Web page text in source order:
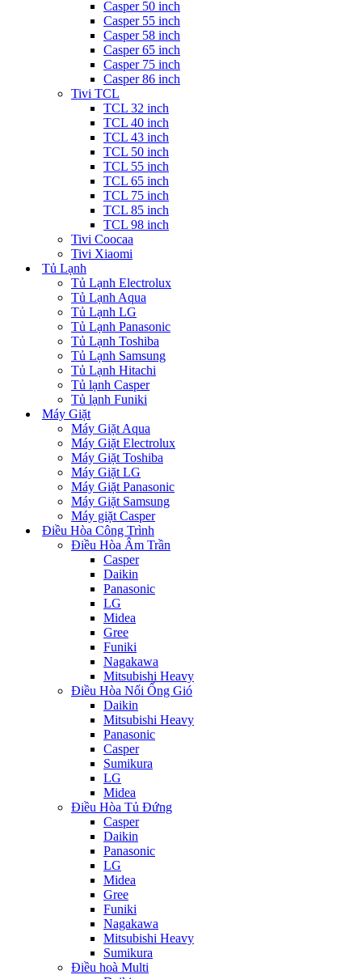
Casper 50 inch
Casper 55 inch
Casper 58 inch
Casper 65 inch
Casper 75 inch
Casper 86 inch
Tivi TCL
TCL 32 inch
TCL 40 inch
TCL 43 inch
TCL 50 inch
TCL 55 inch
TCL 65 inch
TCL 75 inch
TCL 85 inch
TCL 98 inch
Tivi Coocaa
Tivi Xiaomi
Tủ Lạnh
Tủ Lạnh Electrolux
Tủ Lạnh Aqua
Tủ Lạnh LG
Tủ Lạnh Panasonic
Tủ Lạnh Toshiba
Tủ Lạnh Samsung
Tủ Lạnh Hitachi
Tủ lạnh Casper
Tủ lạnh Funiki
Máy Giặt
Máy Giặt Aqua
Máy Giặt Electrolux
Máy Giặt Toshiba
Máy Giặt LG
Máy Giặt Panasonic
Máy Giặt Samsung
Máy giặt Casper
Điều Hòa Công Trình
Điều Hòa Âm Trần
Casper
Daikin
Panasonic
LG
Midea
Gree
Funiki
Nagakawa
Mitsubishi Heavy
Điều Hòa Nối Ống Gió
Daikin
Mitsubishi Heavy
Panasonic
Casper
Sumikura
LG
Midea
Điều Hòa Tủ Đứng
Casper
Daikin
Panasonic
LG
Midea
Gree
Funiki
Nagakawa
Mitsubishi Heavy
Sumikura
Điều hoà Multi